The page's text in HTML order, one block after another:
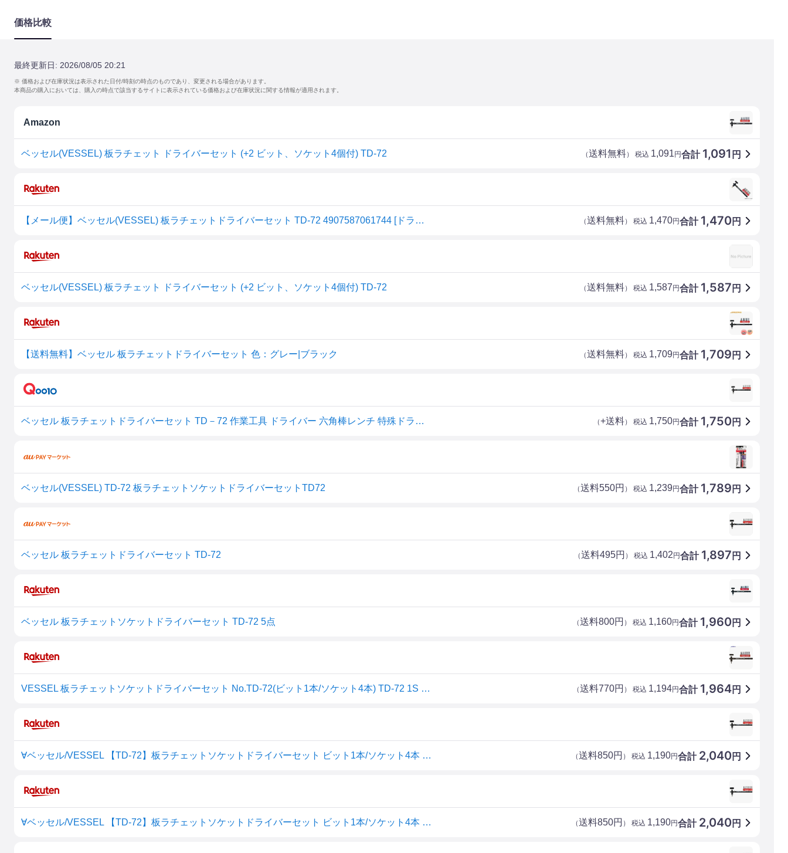
価格比較
最終更新日: 2026/08/05 20:21
※ 価格および在庫状況は表示された日付/時刻の時点のものであり、変更される場合があります。
本商品の購入においては、購入の時点で該当するサイトに表示されている価格および在庫状況に関する情報が適用されます。
Amazon
ベッセル(VESSEL) 板ラチェット ドライバーセット (+2 ビット、ソケット4個付) TD-72 合計 1,091 円
（送料無料） 税込 1,091円
【メール便】ベッセル(VESSEL) 板ラチェットドライバーセット TD-72 4907587061744 [ドライバー 特殊ドライバー] 合計 1,470円
（送料無料） 税込 1,470円
ベッセル(VESSEL) 板ラチェット ドライバーセット (+2 ビット、ソケット4個付) TD-72 合計 1,587 円
（送料無料） 税込 1,587円
【送料無料】ベッセル 板ラチェットドライバーセット 色：グレー|ブラック 合計 1,709 円
（送料無料） 税込 1,709円
ベッセル 板ラチェットドライバーセット TD－72 作業工具 ドライバー 六角棒レンチ 特殊ドライバー 合計 1,750円
（+送料） 税込 1,750円
ベッセル(VESSEL) TD-72 板ラチェットソケットドライバーセットTD72 合計 1,789 円
（送料550円 ） 税込 1,239円
ベッセル 板ラチェットドライバーセット TD-72 合計 1,897 円
（送料495円 ） 税込 1,402円
ベッセル 板ラチェットソケットドライバーセット TD-72 5点 合計 1,960円
（送料800円 ） 税込 1,160円
VESSEL 板ラチェットソケットドライバーセット No.TD-72(ビット1本/ソケット4本) TD-72 1S ▼371-5345 合計 1,964円
（送料770円 ） 税込 1,194円
∀ベッセル/VESSEL 【TD-72】板ラチェットソケットドライバーセット ビット1本/ソケット4本 (4907587061744) 合計 2,040円
（送料850円 ） 税込 1,190円
∀ベッセル/VESSEL 【TD-72】板ラチェットソケットドライバーセット ビット1本/ソケット4本 (4907587061744) 合計 2,040円
（送料850円 ） 税込 1,190円